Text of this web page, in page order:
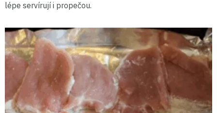
lépe servírují i propečou.